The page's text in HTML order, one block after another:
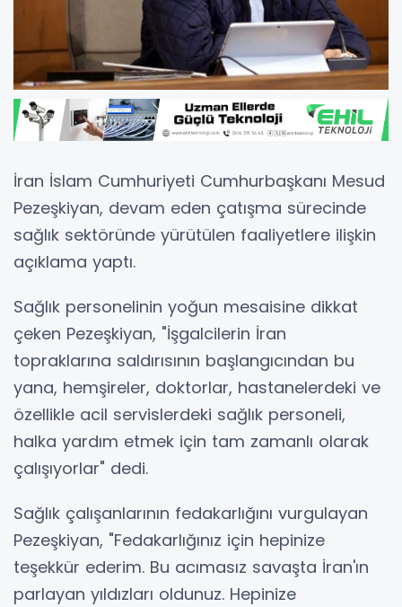
İran İslam Cumhuriyeti Cumhurbaşkanı Mesud
Pezeşkiyan, devam eden çatışma sürecinde
sağlık sektöründe yürütülen faaliyetlere ilişkin
açıklama yaptı.
Sağlık personelinin yoğun mesaisine dikkat
çeken Pezeşkiyan, "İşgalcilerin İran
topraklarına saldırısının başlangıcından bu
yana, hemşireler, doktorlar, hastanelerdeki ve
özellikle acil servislerdeki sağlık personeli,
halka yardım etmek için tam zamanlı olarak
çalışıyorlar" dedi.
Sağlık çalışanlarının fedakarlığını vurgulayan
Pezeşkiyan, "Fedakarlığınız için hepinize
teşekkür ederim. Bu acımasız savaşta İran'ın
parlayan yıldızları oldunuz. Hepinize